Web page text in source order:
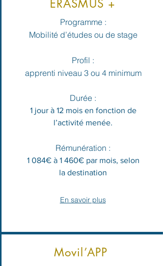
ERASMUS +
Programme :
Mobilité d’études ou de stage
Profil :
apprenti niveau 3 ou 4 minimum
Durée :
1 jour à 12 mois en fonction de
l’activité menée.
Rémunération :
1 084€ à 1 460€ par mois, selon
la destination
En savoir plus
Movil’APP